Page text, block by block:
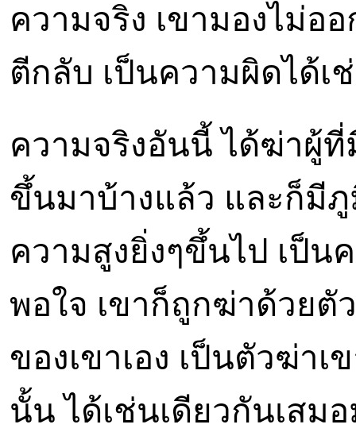
ความจริง เขามองไม่อ
ตีกลับ เป็นความผิดได้เ
ความจริงอันนี้ ได้ฆ่าผู้
ขึ้นมาบ้างแล้ว และก็มีภู
ความสูงยิ่งๆขึ้นไป เป็น
พอใจ เขาก็ถูกฆ่าด้วยตั
ของเขาเอง เป็นตัวฆ่า
นั้น ได้เช่นเดียวกันเสม